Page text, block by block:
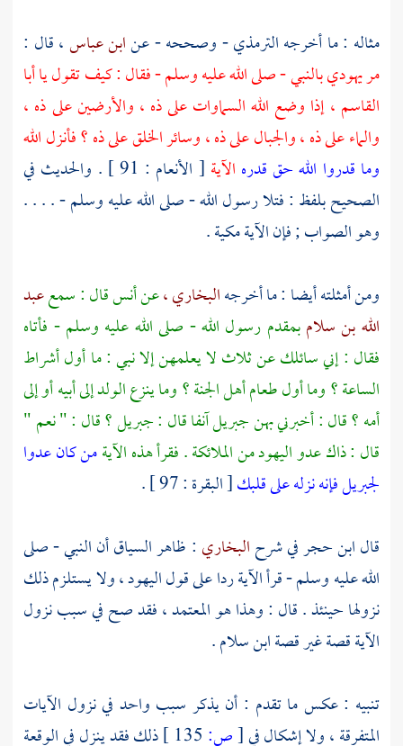
مثاله : ما أخرجهالترمذي- وصححه - عنابن عباس، قال :
مر يهودي بالنبي - صلى الله عليه وسلم - فقال : كيف تقول ياأبا
القاسم ، إذا وضع الله السماوات على ذه ، والأرضين على ذه ،
والماء على ذه ، والجبال على ذه ، وسائر الخلق على ذه ؟ فأنزل الله
وما قدروا الله حق قدره الآية
[ الأنعام : 91 ] . والحديث في
الصحيح بلفظ : فتلا رسول الله - صلى الله عليه وسلم - . . . .
وهو الصواب ; فإن الآية مكية .
ومن أمثلته أيضا : ما أخرجهالبخاري ،عنأنسقال : سمععبد
الله بن سلامبمقدم رسول الله - صلى الله عليه وسلم - فأتاه
فقال : إني سائلك عن ثلاث لا يعلمهن إلا نبي : ما أول أشراط
الساعة ؟ وما أول طعام أهل الجنة ؟ وما ينزع الولد إلى أبيه أو إلى
أمه ؟ قال : أخبرني بهنجبريلآنفا قال :جبريل ؟قال : " نعم "
قال : ذاك عدواليهودمن الملائكة . فقرأ هذه الآيةمن كان عدوا
لجبريل فإنه نزله على قلبك[ البقرة : 97 ] .
قالابن حجرفي شرحالبخاري : ظاهر السياق أن النبي - صلى
الله عليه وسلم - قرأ الآية ردا على قولاليهود، ولا يستلزم ذلك
نزولها حينئذ . قال : وهذا هو المعتمد ، فقد صح في سبب نزول
الآية قصة غير قصةابن سلام.
تنبيه : عكس ما تقدم : أن يذكر سبب واحد في نزول الآيات
المتفرقة ، ولا إشكال في[ص:
ذلك فقد ينزل في الوقعة